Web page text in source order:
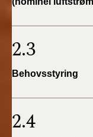
2.3
Behovsstyring
2.4